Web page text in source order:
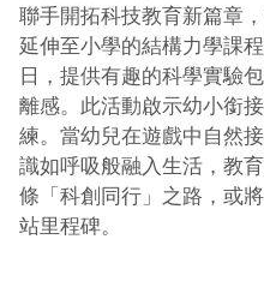
聯手開拓科技教育新篇章
延伸至小學的結構力學課
日，提供有趣的科學實驗
離感。此活動啟示幼小銜
練。當幼兒在遊戲中自然
識如呼吸般融入生活，教
條「科創同行」之路，或
站里程碑。